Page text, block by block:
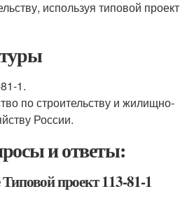
используя типовой проект
1.
по строительству и жилищно-
России.
и ответы:
проект 113-81-1